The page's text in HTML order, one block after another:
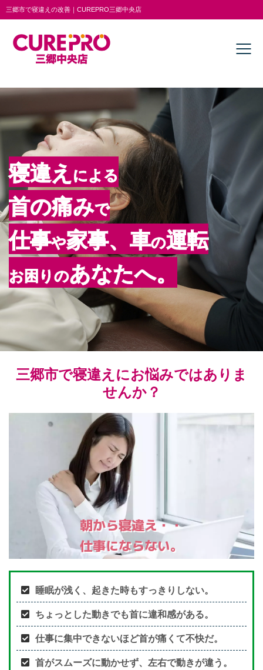
三郷市で寝違えの改善｜CUREPRO三郷中央店
寝違え による
首の痛みで
仕事や家事、車の運転
お困りのあなたへ。
三郷市で寝違えにお悩みではありま
せんか？
朝から寝違え・・
仕事にならない。
睡眠が浅く、起きた時もすっきりしない。
ちょっとした動きでも首に違和感がある。
仕事に集中できないほど首が痛くて不快だ。
首がスムーズに動かせず、左右で動きが違う。